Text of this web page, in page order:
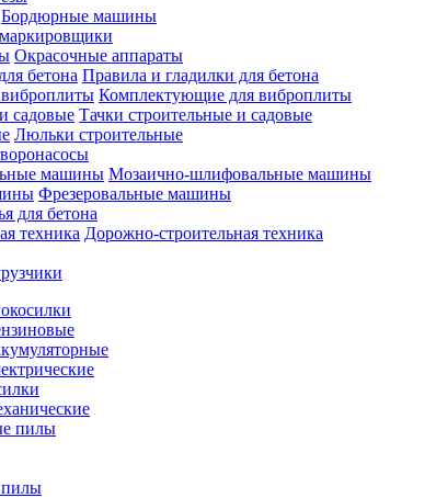
Бордюрные машины
Окрасочные аппараты
Правила и гладилки для бетона
Комплектующие для виброплиты
Тачки строительные и садовые
Люльки строительные
Мозаично-шлифовальные машины
Фрезеровальные машины
для бетона
Дорожно-строительная техника
пилы
пилы